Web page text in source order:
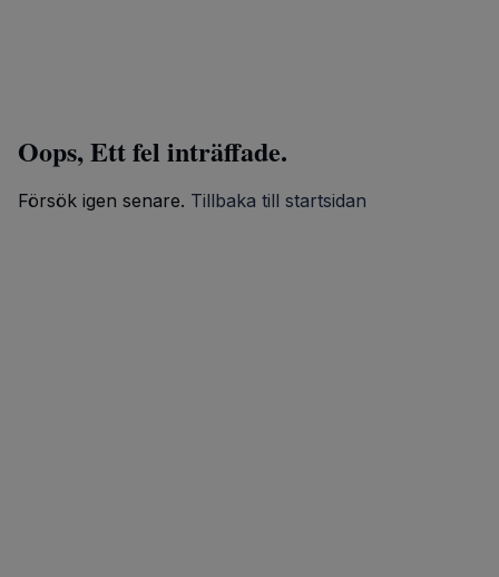
Oops, Ett fel inträffade.
Försök igen senare. Tillbaka till startsidan